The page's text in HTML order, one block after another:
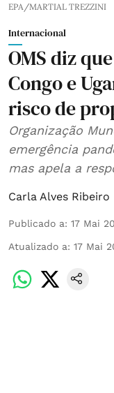
EPA/MARTIAL TREZZINI
Internacional
OMS diz
Congo e
risco de
Organização
emergência
mas apela a
Carla Alves Ribeiro
Publicado a: 17 Mai
Atualizado a: 17 Mai